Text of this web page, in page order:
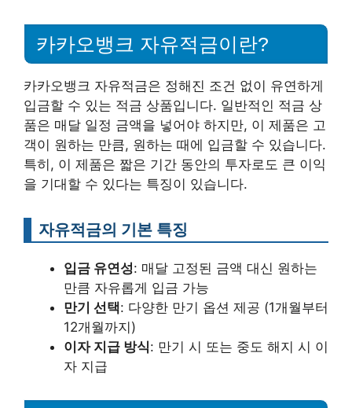
카카오뱅크 자유적금이란?
카카오뱅크 자유적금은 정해진 조건 없이 유연하게
입금할 수 있는 적금 상품입니다. 일반적인 적금 상
품은 매달 일정 금액을 넣어야 하지만, 이 제품은 고
객이 원하는 만큼, 원하는 때에 입금할 수 있습니다.
특히, 이 제품은 짧은 기간 동안의 투자로도 큰 이익
을 기대할 수 있다는 특징이 있습니다.
자유적금의 기본 특징
입금 유연성: 매달 고정된 금액 대신 원하는
만큼 자유롭게 입금 가능
만기 선택: 다양한 만기 옵션 제공 (1개월부터
12개월까지)
이자 지급 방식: 만기 시 또는 중도 해지 시 이
자 지급